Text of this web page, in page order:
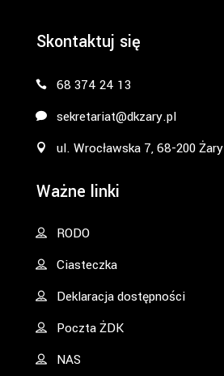
Skontaktuj się
68 374 24 13
sekretariat@dkzary.pl
ul. Wrocławska 7, 68-200 Żary
Ważne linki
RODO
Ciasteczka
Deklaracja dostępności
Poczta ŻDK
NAS